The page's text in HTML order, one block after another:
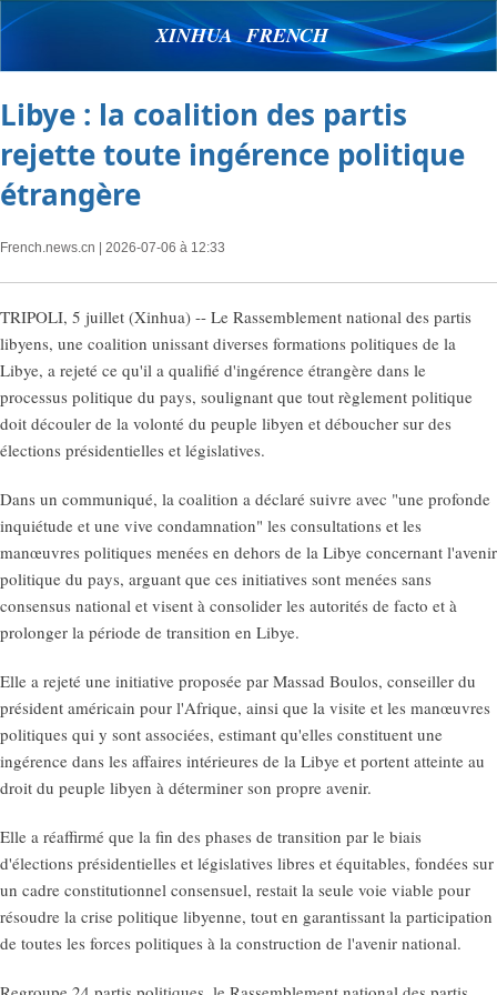
XINHUA FRENCH
Libye : la coalition des partis
rejette toute ingérence politique
étrangère
French.news.cn | 2026-07-06 à 12:33
TRIPOLI, 5 juillet (Xinhua) -- Le Rassemblement national des partis
libyens, une coalition unissant diverses formations politiques de la
Libye, a rejeté ce qu'il a qualifié d'ingérence étrangère dans le
processus politique du pays, soulignant que tout règlement politique
doit découler de la volonté du peuple libyen et déboucher sur des
élections présidentielles et législatives.
Dans un communiqué, la coalition a déclaré suivre avec "une profonde
inquiétude et une vive condamnation" les consultations et les
manœuvres politiques menées en dehors de la Libye concernant l'avenir
politique du pays, arguant que ces initiatives sont menées sans
consensus national et visent à consolider les autorités de facto et à
prolonger la période de transition en Libye.
Elle a rejeté une initiative proposée par Massad Boulos, conseiller du
président américain pour l'Afrique, ainsi que la visite et les manœuvres
politiques qui y sont associées, estimant qu'elles constituent une
ingérence dans les affaires intérieures de la Libye et portent atteinte au
droit du peuple libyen à déterminer son propre avenir.
Elle a réaffirmé que la fin des phases de transition par le biais
d'élections présidentielles et législatives libres et équitables, fondées sur
un cadre constitutionnel consensuel, restait la seule voie viable pour
résoudre la crise politique libyenne, tout en garantissant la participation
de toutes les forces politiques à la construction de l'avenir national.